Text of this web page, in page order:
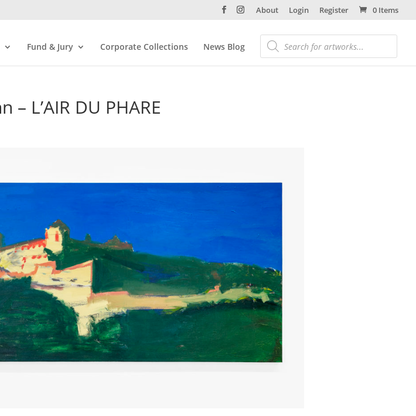
About Login Register 0 Items
Fund & Jury Corporate Collections News Blog
L’AIR DU PHARE